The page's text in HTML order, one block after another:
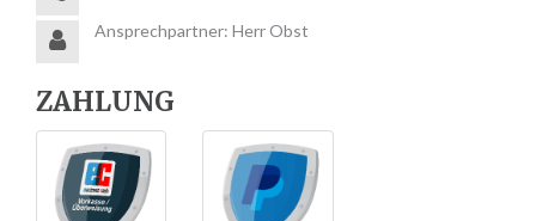
Ansprechpartner: Herr Obst
ZAHLUNG